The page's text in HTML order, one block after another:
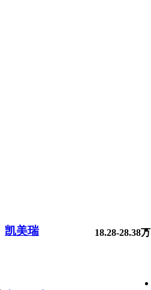
凯美瑞 18.28-28.38万